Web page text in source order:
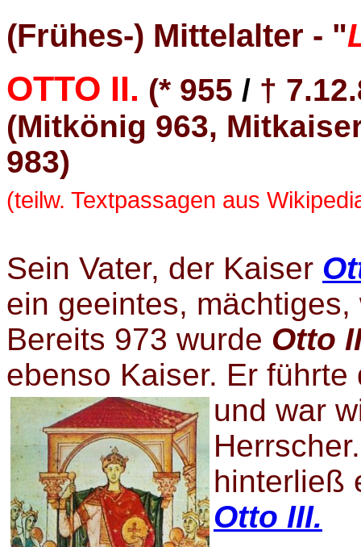
(Frühes-) Mittelalter - "
OTTO II. (* 955 / †
(Mitkönig 963,
983)
(teilw. Textpassagen aus
Sein Vater, der Kaiser
ein geeintes,
Bereits 973 wurde Otto
ebenso Kaiser. Er
und war
hinterließ
Otto III.